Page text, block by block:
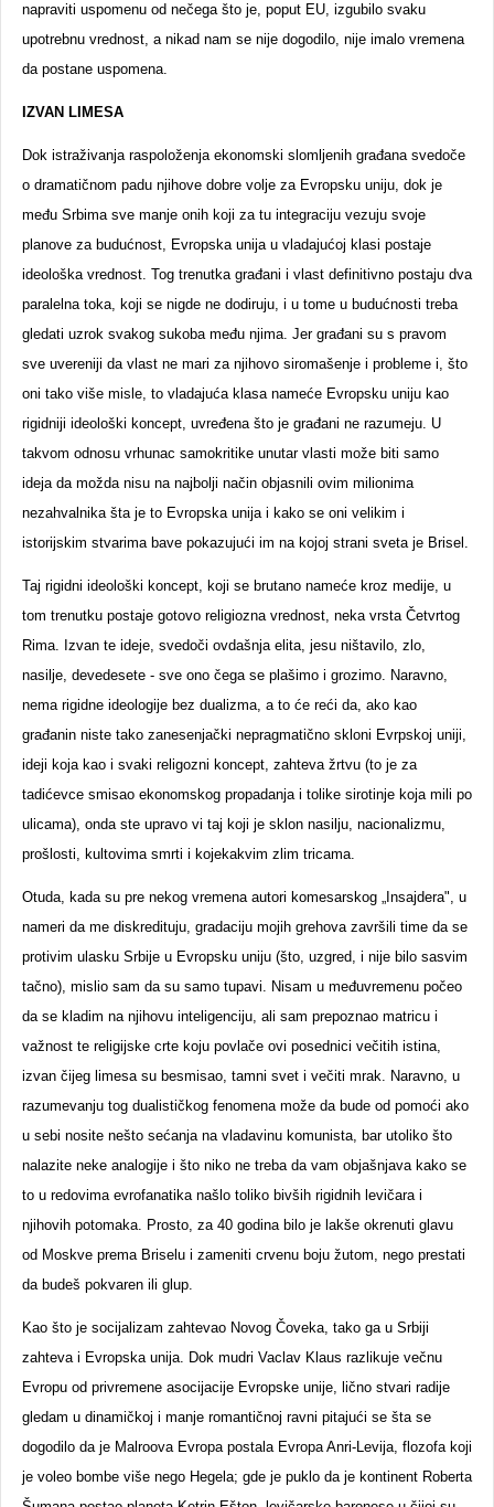
napraviti uspomenu od nečega što je, poput EU, izgubilo svaku
upotrebnu vrednost, a nikad nam se nije dogodilo, nije imalo vremena
da postane uspomena.
IZVAN LIMESA
Dok istraživanja raspoloženja ekonomski slomljenih građana svedoče
o dramatičnom padu njihove dobre volje za Evropsku uniju, dok je
među Srbima sve manje onih koji za tu integraciju vezuju svoje
planove za budućnost, Evropska unija u vladajućoj klasi postaje
ideološka vrednost. Tog trenutka građani i vlast definitivno postaju dva
paralelna toka, koji se nigde ne dodiruju, i u tome u budućnosti treba
gledati uzrok svakog sukoba među njima. Jer građani su s pravom
sve uvereniji da vlast ne mari za njihovo siromašenje i probleme i, što
oni tako više misle, to vladajuća klasa nameće Evropsku uniju kao
rigidniji ideološki koncept, uvređena što je građani ne razumeju. U
takvom odnosu vrhunac samokritike unutar vlasti može biti samo
ideja da možda nisu na najbolji način objasnili ovim milionima
nezahvalnika šta je to Evropska unija i kako se oni velikim i
istorijskim stvarima bave pokazujući im na kojoj strani sveta je Brisel.
Taj rigidni ideološki koncept, koji se brutano nameće kroz medije, u
tom trenutku postaje gotovo religiozna vrednost, neka vrsta Četvrtog
Rima. Izvan te ideje, svedoči ovdašnja elita, jesu ništavilo, zlo,
nasilje, devedesete - sve ono čega se plašimo i grozimo. Naravno,
nema rigidne ideologije bez dualizma, a to će reći da, ako kao
građanin niste tako zanesenjački nepragmatično skloni Evrpskoj uniji,
ideji koja kao i svaki religozni koncept, zahteva žrtvu (to je za
tadićevce smisao ekonomskog propadanja i tolike sirotinje koja mili po
ulicama), onda ste upravo vi taj koji je sklon nasilju, nacionalizmu,
prošlosti, kultovima smrti i kojekakvim zlim tricama.
Otuda, kada su pre nekog vremena autori komesarskog „Insajdera", u
nameri da me diskredituju, gradaciju mojih grehova završili time da se
protivim ulasku Srbije u Evropsku uniju (što, uzgred, i nije bilo sasvim
tačno), mislio sam da su samo tupavi. Nisam u međuvremenu počeo
da se kladim na njihovu inteligenciju, ali sam prepoznao matricu i
važnost te religijske crte koju povlače ovi posednici večitih istina,
izvan čijeg limesa su besmisao, tamni svet i večiti mrak. Naravno, u
razumevanju tog dualističkog fenomena može da bude od pomoći ako
u sebi nosite nešto sećanja na vladavinu komunista, bar utoliko što
nalazite neke analogije i što niko ne treba da vam objašnjava kako se
to u redovima evrofanatika našlo toliko bivših rigidnih levičara i
njihovih potomaka. Prosto, za 40 godina bilo je lakše okrenuti glavu
od Moskve prema Briselu i zameniti crvenu boju žutom, nego prestati
da budeš pokvaren ili glup.
Kao što je socijalizam zahtevao Novog Čoveka, tako ga u Srbiji
zahteva i Evropska unija. Dok mudri Vaclav Klaus razlikuje večnu
Evropu od privremene asocijacije Evropske unije, lično stvari radije
gledam u dinamičkoj i manje romantičnoj ravni pitajući se šta se
dogodilo da je Malroova Evropa postala Evropa Anri-Levija, flozofa koji
je voleo bombe više nego Hegela; gde je puklo da je kontinent Roberta